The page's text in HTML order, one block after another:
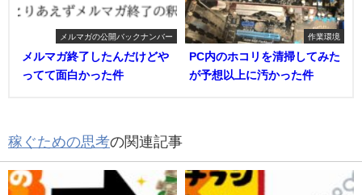
メルマガの公開バックナンバー
メルマガ終了したんだけどや
ってて面白かった件
作業環境
PC内のホコリを清掃してみた
が予想以上に汚かった件
稼ぐための思考の関連記事